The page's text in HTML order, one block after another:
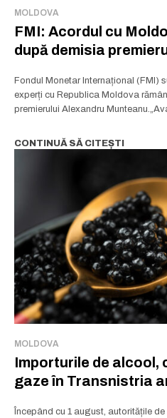
MOLDOVA
FMI: Acordul cu
după demisia
Fondul Monetar Internațional (FMI)
experți cu Republica Moldova
premierului Alexandru
CONTINUĂ SĂ CITEȘTI
MOLDOVA
Importurile de alcool,
gaze în Transnistria
Începând cu 1 august, autoritățile